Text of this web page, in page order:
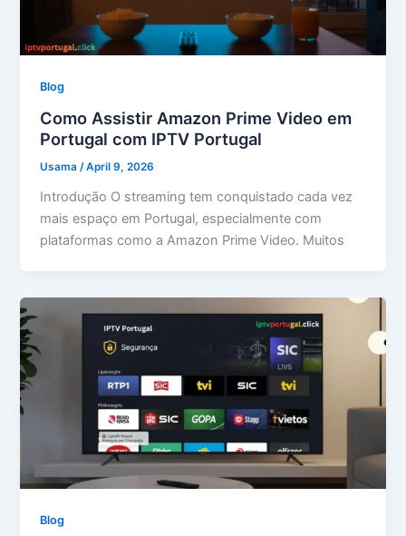
Blog
Como Assistir Amazon Prime Video em
Portugal com IPTV Portugal
Usama /April 9, 2026
Introdução O streaming tem conquistado cada vez
mais espaço em Portugal, especialmente com
plataformas como a Amazon Prime Video. Muitos
Blog